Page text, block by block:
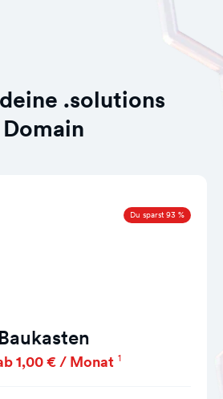
.solutions
Domain
Du sparst 93 %
1,00 € / Monat 1